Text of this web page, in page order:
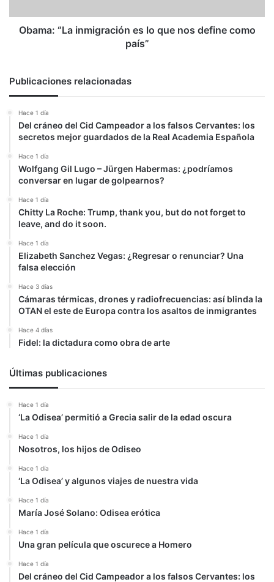
como
país”Obama: “La inmigración es lo que nos define como
país”
Publicaciones relacionadas
Hace 1 día
Del cráneo del Cid Campeador a los falsos Cervantes: los
secretos mejor guardados de la Real Academia Española
Hace 1 día
Wolfgang Gil Lugo – Jürgen Habermas: ¿podríamos
conversar en lugar de golpearnos?
Hace 1 día
Chitty La Roche: Trump, thank you, but do not forget to
leave, and do it soon.
Hace 1 día
Elizabeth Sanchez Vegas: ¿Regresar o renunciar? Una
falsa elección
Hace 3 días
Cámaras térmicas, drones y radiofrecuencias: así blinda la
OTAN el este de Europa contra los asaltos de inmigrantes
Hace 4 días
Fidel: la dictadura como obra de arte
Últimas publicaciones
Hace 1 día
‘La Odisea’ permitió a Grecia salir de la edad oscura
Hace 1 día
Nosotros, los hijos de Odiseo
Hace 1 día
‘La Odisea’ y algunos viajes de nuestra vida
Hace 1 día
María José Solano: Odisea erótica
Hace 1 día
Una gran película que oscurece a Homero
Hace 1 día
Del cráneo del Cid Campeador a los falsos Cervantes: los